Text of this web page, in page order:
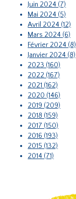
Juin 2024 (7)
Mai 2024 (5)
Avril 2024 (12)
Mars 2024 (6)
Février 2024 (8)
Janvier 2024 (8)
2023 (160)
2022 (167)
2021 (162)
2020 (146)
2019 (209)
2018 (159)
2017 (150)
2016 (193)
2015 (132)
2014 (71)